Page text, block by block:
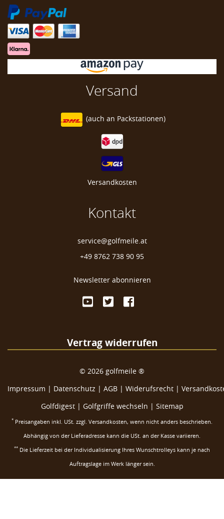
Versand
(auch an Packstationen)
Versandkosten
Kontakt
service@golfmeile.at
+49 8762 738 90 95
Newsletter abonnieren
Vertrag widerrufen
© 2026 golfmeile ®
Impressum | Datenschutz | AGB | Widerufsrecht |
Golfdigest| Golfgriffe wechseln | Sitemap
* Preisangaben inkl. USt. zzgl. Versandkosten, wenn nicht anders beschrieben.
Abhängig von der Lieferadresse kann die USt. an der Kasse variieren.
** Die Lieferzeit bei der Individualisierung Ihres Wunschtrolleys kann je nach
Auftragslage im Werk länger sein.